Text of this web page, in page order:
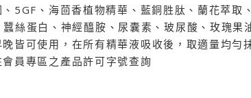
5GF、海茴香植物精華、藍銅胜肽、蘭花萃取
絲蛋白、神經醯胺、尿囊素、玻尿酸、玫瑰果
皆可使用，在所有精華液吸收後，取適量均勻
員專區之產品許可字號查詢